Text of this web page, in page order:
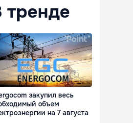
тренде
закупил весь
объем
на 7 августа